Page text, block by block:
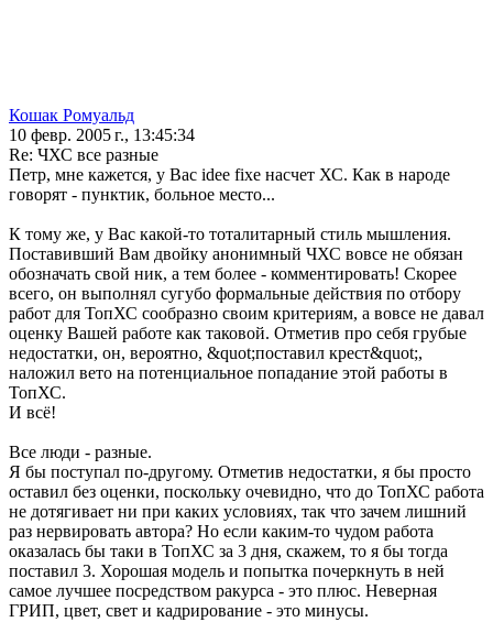
Кошак Ромуальд
10 февр. 2005 г., 13:45:34
Re: ЧХС все разные
Петр, мне кажется, у Вас idee fixe насчет ХС. Как в народе
говорят - пунктик, больное место...
К тому же, у Вас какой-то тоталитарный стиль мышления.
Поставивший Вам двойку анонимный ЧХС вовсе не обязан
обозначать свой ник, а тем более - комментировать! Скорее
всего, он выполнял сугубо формальные действия по отбору
работ для ТопХС сообразно своим критериям, а вовсе не давал
оценку Вашей работе как таковой. Отметив про себя грубые
недостатки, он, вероятно, &quot;поставил крест&quot;,
наложил вето на потенциальное попадание этой работы в
ТопХС.
И всё!
Все люди - разные.
Я бы поступал по-другому. Отметив недостатки, я бы просто
оставил без оценки, поскольку очевидно, что до ТопХС работа
не дотягивает ни при каких условиях, так что зачем лишний
раз нервировать автора? Но если каким-то чудом работа
оказалась бы таки в ТопХС за 3 дня, скажем, то я бы тогда
поставил 3. Хорошая модель и попытка почеркнуть в ней
самое лучшее посредством ракурса - это плюс. Неверная
ГРИП, цвет, свет и кадрирование - это минусы.